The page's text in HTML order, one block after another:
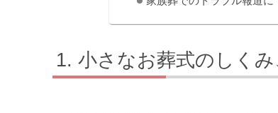
小さなお葬式のしく